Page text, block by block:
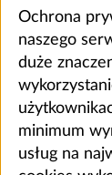
Ochrona
naszego
duże
minimum
usług na